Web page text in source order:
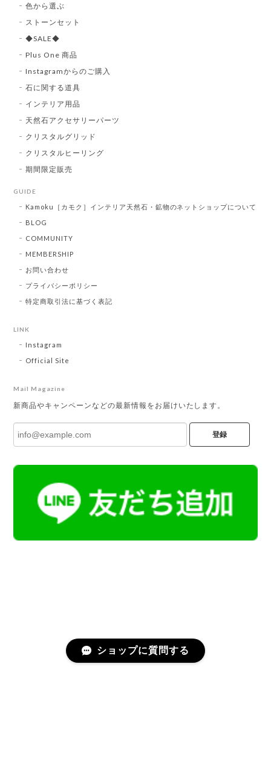
色から選ぶ
ストーンセット
◆SALE◆
Plus One 商品
Instagramからのご購入
石に関する道具
インテリア用品
天然石アクセサリーパーツ
クリスタルグリッド
クリスタルヒーリング
期間限定販売
GUIDE
Kamoku［カモク］インテリア天然石・鉱物のネットショップについて
BLOG
COMMUNITY
MEMBERSHIP
お問い合わせ
プライバシーポリシー
特定商取引法に基づく表記
LINK
Instagram
Official Site
Mail Magazine
新商品やキャンペーンなどの最新情報をお届けいたします。
登録
ショップに質問する